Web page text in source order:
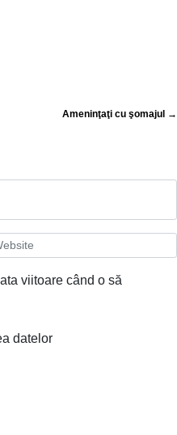
Ameninţaţi cu şomajul →
viitoare când o să
datelor